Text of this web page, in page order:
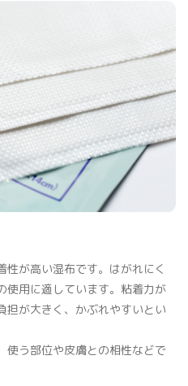
が高い湿布です。はがれにく
使用に適しています。粘着力が
担が大きく、かぶれやすいとい
使う部位や皮膚との相性などで